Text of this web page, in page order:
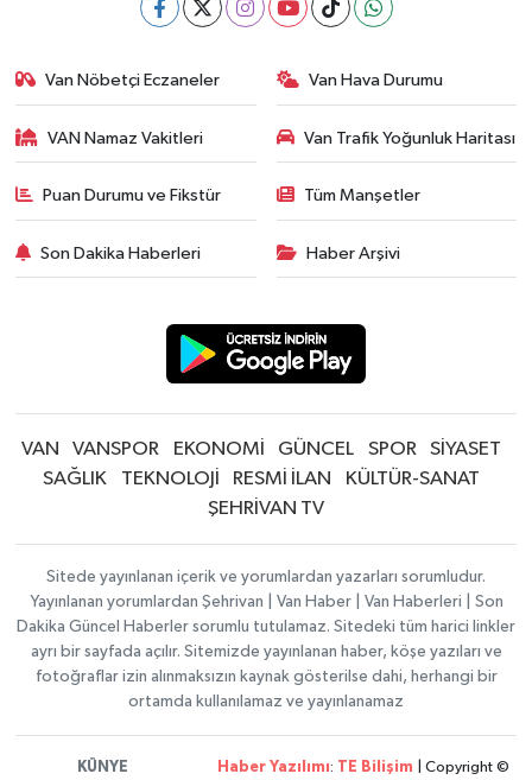
Van Nöbetçi Eczaneler Van Hava Durumu
VAN Namaz Vakitleri Van Trafik Yoğunluk Haritası
Puan Durumu ve Fikstür Tüm Manşetler
Son Dakika Haberleri Haber Arşivi
VAN VANSPOR EKONOMİ GÜNCEL SPOR
SİYASET
SAĞLIK
TEKNOLOJİ RESMİ İLAN
KÜLTÜR-SANAT
ŞEHRİVAN TV
Sitede yayınlanan içerik ve yorumlardan yazarları sorumludur.
Yayınlanan yorumlardan Şehrivan | Van Haber | Van Haberleri | Son
Dakika Güncel Haberler sorumlu tutulamaz. Sitedeki tüm harici linkler
ayrı bir sayfada açılır. Sitemizde yayınlanan haber, köşe yazıları ve
fotoğraflar izin alınmaksızın kaynak gösterilse dahi, herhangi bir
ortamda kullanılamaz ve yayınlanamaz
KÜNYE Haber Yazılımı: TE Bilişim | Copyright ©